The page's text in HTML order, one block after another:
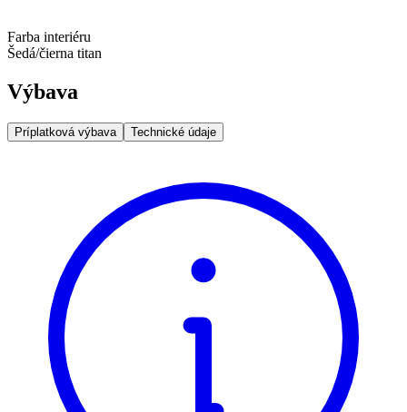
Farba interiéru
Šedá/čierna titan
Výbava
Príplatková výbava Technické údaje